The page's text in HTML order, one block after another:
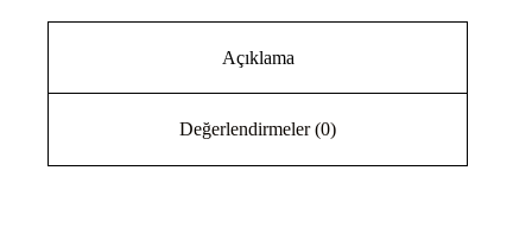
Açıklama
Değerlendirmeler (0)